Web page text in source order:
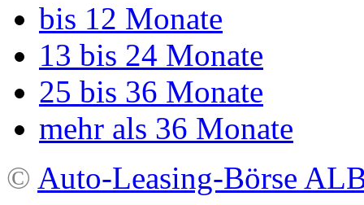
bis 12 Monate
13 bis 24 Monate
25 bis 36 Monate
mehr als 36 Monate
© Auto-Leasing-Börse